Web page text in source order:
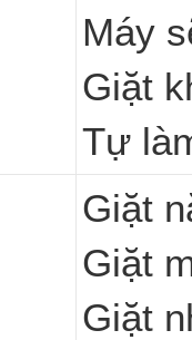
Máy
Giặt
Tự
Giặt
Giặt
Giặt